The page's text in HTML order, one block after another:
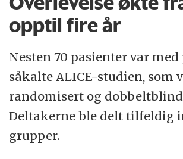
opptil fire år
Nesten 70 pasienter var med
såkalte ALICE-studien, som
randomisert og
Deltakerne ble delt tilfeldig
grupper.